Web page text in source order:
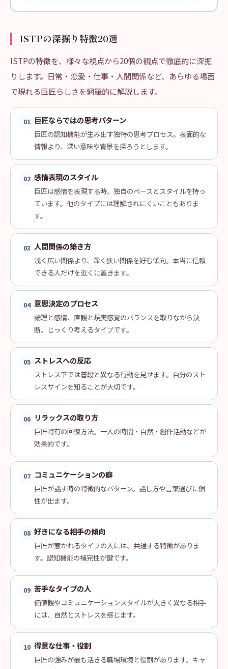
ISTPの深掘り特徴20選
ISTPの特徴を、様々な視点から20個の観点で徹底的に深掘
りします。日常・恋愛・仕事・人間関係など、あらゆる場面
で現れる巨匠らしさを網羅的に解説します。
01 巨匠ならではの思考パターン
巨匠の認知機能が生み出す独特の思考プロセス。表面的な
情報より、深い意味や背景を探ろうとします。
02 感情表現のスタイル
巨匠は感情を表現する時、独自のペースとスタイルを持っ
ています。他のタイプには理解されにくいこともありま
す。
03 人間関係の築き方
浅く広い関係より、深く狭い関係を好む傾向。本当に信頼
できる人だけを近くに置きます。
04 意思決定のプロセス
論理と感情、直観と現実感覚のバランスを取りながら決
断。じっくり考えるタイプです。
05 ストレスへの反応
ストレス下では普段と異なる行動を見せます。自分のスト
レスサインを知ることが大切です。
06 リラックスの取り方
巨匠特有の回復方法。一人の時間・自然・創作活動などが
効果的です。
07 コミュニケーションの癖
巨匠が話す時の特徴的なパターン。話し方や言葉選びに個
性が出ます。
08 好きになる相手の傾向
巨匠が惹かれるタイプの人には、共通する特徴がありま
す。認知機能の補完性が鍵です。
09 苦手なタイプの人
価値観やコミュニケーションスタイルが大きく異なる相手
には、自然とストレスを感じます。
10 得意な仕事・役割
巨匠の強みが最も活きる職場環境と役割があります。キャ